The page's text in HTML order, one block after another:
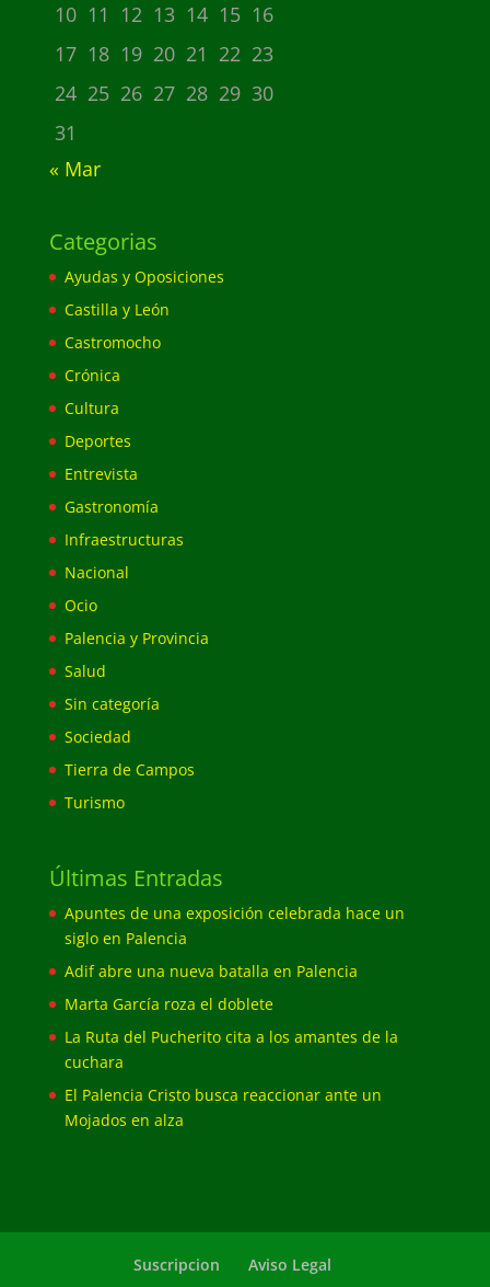
10 11 12 13 14 15 16
17 18 19 20 21 22 23
24 25 26 27 28 29 30
31
« Mar
Categorias
Ayudas y Oposiciones
Castilla y León
Castromocho
Crónica
Cultura
Deportes
Entrevista
Gastronomía
Infraestructuras
Nacional
Ocio
Palencia y Provincia
Salud
Sin categoría
Sociedad
Tierra de Campos
Turismo
Últimas Entradas
Apuntes de una exposición celebrada hace un
siglo en Palencia
Adif abre una nueva batalla en Palencia
Marta García roza el doblete
La Ruta del Pucherito cita a los amantes de la
cuchara
El Palencia Cristo busca reaccionar ante un
Mojados en alza
Suscripcion Aviso Legal